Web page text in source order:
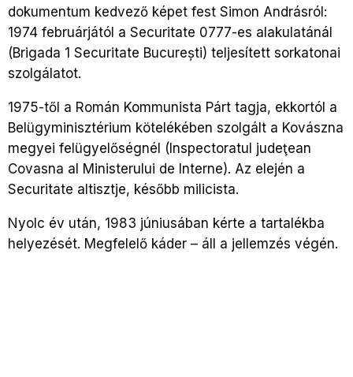
dokumentum kedvező képet fest Simon Andrásról:
1974 februárjától a Securitate 0777-es alakulatánál
(Brigada 1 Securitate București) teljesített sorkatonai
szolgálatot.
1975-től a Román Kommunista Párt tagja, ekkortól a
Belügyminisztérium kötelékében szolgált a Kovászna
megyei felügyelőségnél (Inspectoratul judeţean
Covasna al Ministerului de Interne). Az elején a
Securitate altisztje, később milicista.
Nyolc év után, 1983 júniusában kérte a tartalékba
helyezését. Megfelelő káder – áll a jellemzés végén.